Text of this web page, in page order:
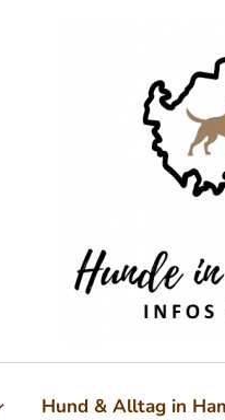
Hund & Alltag in